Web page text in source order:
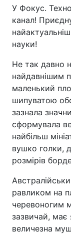
У Фокус.
канал!
науки!
Не так давно
найдавнішим
маленький
шипуватою
зазнала
сформувала
найбільш
вушко голки,
розмірів
равликом на
черевоногим
зазвичай, має
величезна